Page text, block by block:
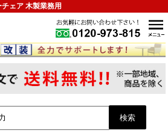
ェア 木製業務用